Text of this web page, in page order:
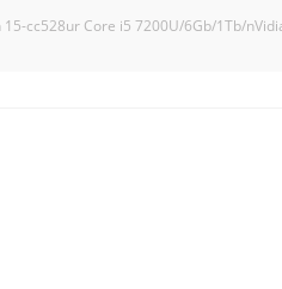
15-cc528ur Core i5 7200U/6Gb/1Tb/